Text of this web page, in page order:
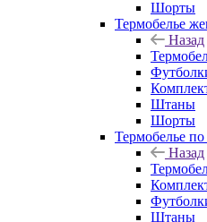
Шорты
Термобелье
Назад
Штаны
Шорты
Термобелье
Назад
Штаны